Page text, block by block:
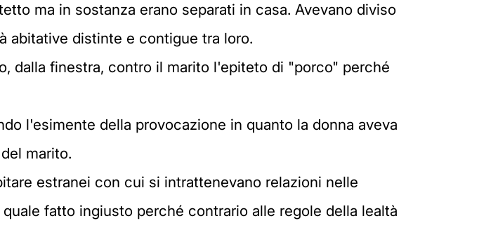
ma in sostanza erano separati in casa. Avevano diviso
abitative distinte e contigue tra loro.
dalla finestra, contro il marito l'epiteto di "porco" perché
l'esimente della provocazione in quanto la donna aveva
marito.
estranei con cui si intrattenevano relazioni nelle
fatto ingiusto perché contrario alle regole della lealtà